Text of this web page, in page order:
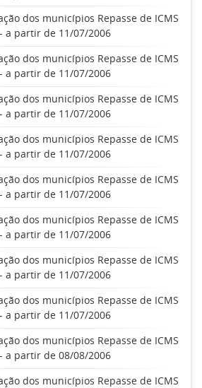
dos municípios Repasse de ICMS
a partir de 11/07/2006
dos municípios Repasse de ICMS
a partir de 11/07/2006
dos municípios Repasse de ICMS
a partir de 11/07/2006
dos municípios Repasse de ICMS
a partir de 11/07/2006
dos municípios Repasse de ICMS
a partir de 11/07/2006
dos municípios Repasse de ICMS
a partir de 11/07/2006
dos municípios Repasse de ICMS
a partir de 11/07/2006
dos municípios Repasse de ICMS
a partir de 11/07/2006
dos municípios Repasse de ICMS
a partir de 08/08/2006
dos municípios Repasse de ICMS